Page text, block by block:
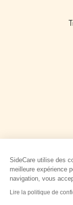
© 2026
SideCare utilise des
meilleure expérience
navigation, vous
Lire la politique de